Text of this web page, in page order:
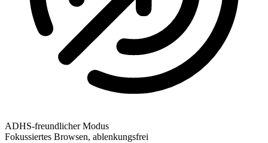
ADHS-freundlicher Modus
Fokussiertes Browsen, ablenkungsfrei